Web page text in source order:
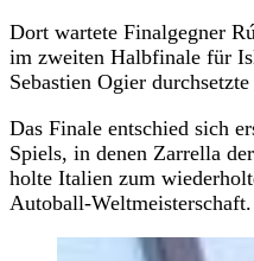
Dort wartete Finalgegner
im zweiten Halbfinale für
Sebastien Ogier
Das Finale entschied sich
Spiels, in denen Zarrella
holte Italien zum
Autoball-